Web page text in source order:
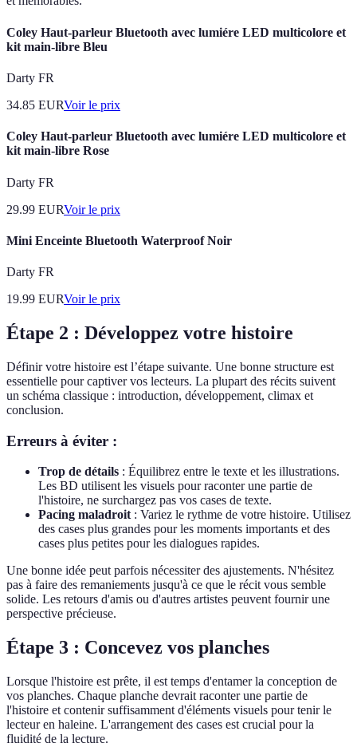
Coley Haut-parleur Bluetooth avec lumiére LED multicolore et
kit main-libre Bleu
Darty FR
34.85 EURVoir le prix
Coley Haut-parleur Bluetooth avec lumiére LED multicolore et
kit main-libre Rose
Darty FR
29.99 EURVoir le prix
Mini Enceinte Bluetooth Waterproof Noir
Darty FR
19.99 EURVoir le prix
Étape 2 : Développez votre histoire
Définir votre histoire est l’étape suivante. Une bonne structure est
essentielle pour captiver vos lecteurs. La plupart des récits suivent
un schéma classique : introduction, développement, climax et
conclusion.
Erreurs à éviter :
Trop de détails : Équilibrez entre le texte et les illustrations.
Les BD utilisent les visuels pour raconter une partie de
l'histoire, ne surchargez pas vos cases de texte.
Pacing maladroit : Variez le rythme de votre histoire. Utilisez
des cases plus grandes pour les moments importants et des
cases plus petites pour les dialogues rapides.
Une bonne idée peut parfois nécessiter des ajustements. N'hésitez
pas à faire des remaniements jusqu'à ce que le récit vous semble
solide. Les retours d'amis ou d'autres artistes peuvent fournir une
perspective précieuse.
Étape 3 : Concevez vos planches
Lorsque l'histoire est prête, il est temps d'entamer la conception de
vos planches. Chaque planche devrait raconter une partie de
l'histoire et contenir suffisamment d'éléments visuels pour tenir le
lecteur en haleine. L'arrangement des cases est crucial pour la
fluidité de la lecture.